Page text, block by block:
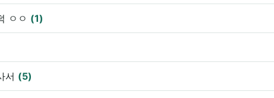
ㅇㅇ (1)
서 (5)